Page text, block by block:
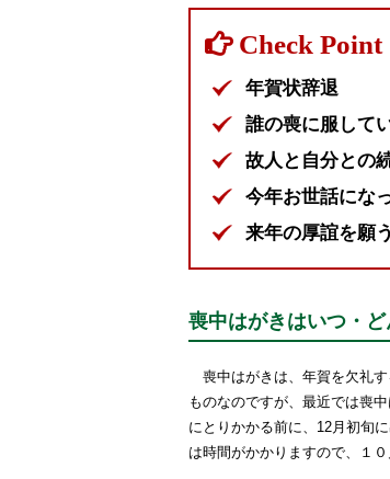
年賀状辞退
誰の喪に服して
故人と自分との
今年お世話にな
来年の厚誼を願う
喪中はがきはいつ・
喪中はがきは、年賀を欠礼
ものなのですが、最近では喪
にとりかかる前に、12月初旬
は時間がかかりますので、１